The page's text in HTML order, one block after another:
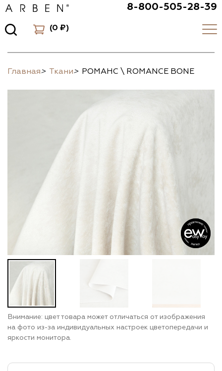
8-800-505-28-39
(0 ₽)
Главная> Ткани> РОМАНС \ ROMANCE BONE
Внимание: цвет товара может отличаться от изображения
на фото из-за индивидуальных настроек цветопередачи и
яркости монитора.